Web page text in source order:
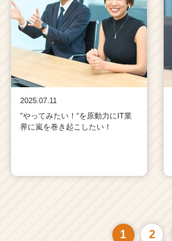
2025.07.11
”やってみたい！”を原動力にIT業
界に嵐を巻き起こしたい！
1 2